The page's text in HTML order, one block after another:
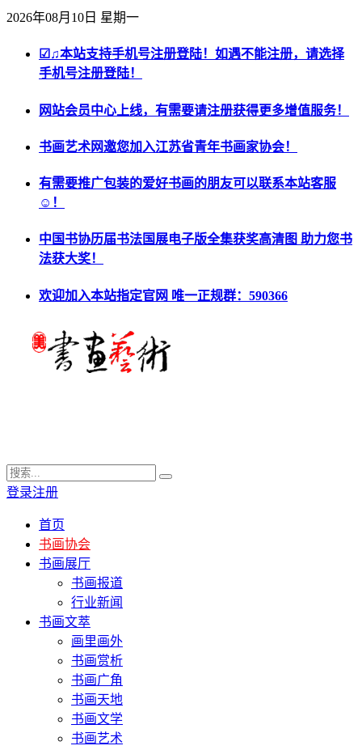
2026年08月10日 星期一
☑♫本站支持手机号注册登陆！如遇不能注册，请选择
手机号注册登陆！
网站会员中心上线，有需要请注册获得更多增值服务！
书画艺术网邀您加入江苏省青年书画家协会！
有需要推广包装的爱好书画的朋友可以联系本站客服
☺！
中国书协历届书法国展电子版全集获奖高清图 助力您书
法获大奖！
欢迎加入本站指定官网 唯一正规群：590366
登录注册
首页
书画协会
书画展厅
书画报道
行业新闻
书画文萃
画里画外
书画赏析
书画广角
书画天地
书画文学
书画艺术